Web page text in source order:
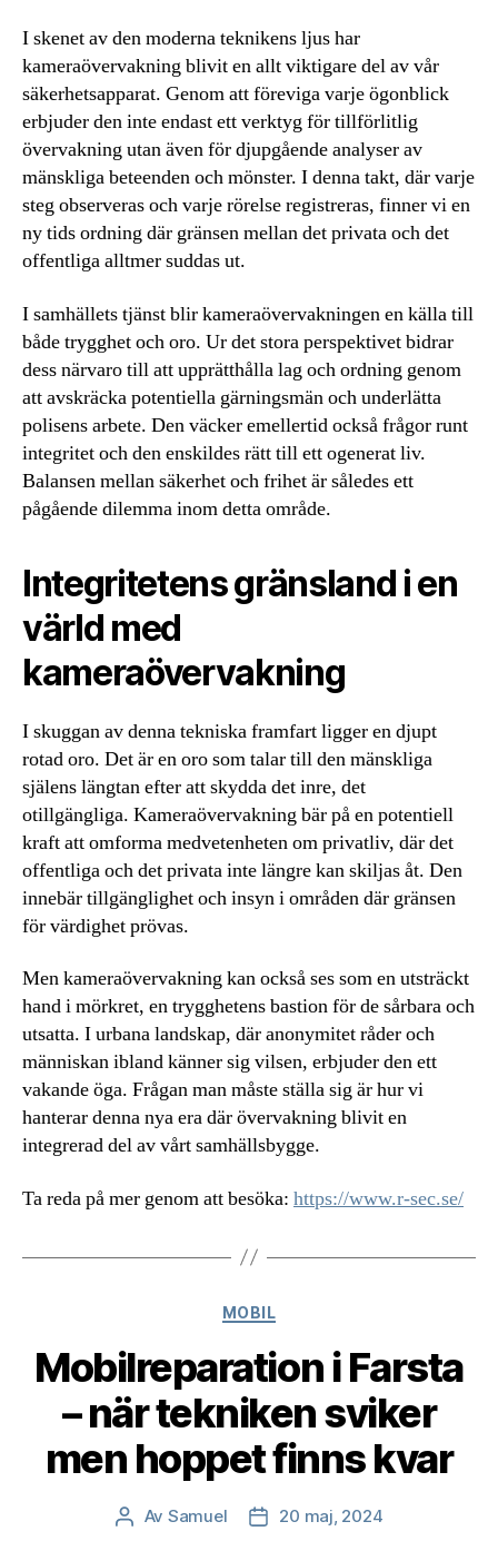
I skenet av den moderna teknikens ljus har
kameraövervakning blivit en allt viktigare del av vår
säkerhetsapparat. Genom att föreviga varje ögonblick
erbjuder den inte endast ett verktyg för tillförlitlig
övervakning utan även för djupgående analyser av
mänskliga beteenden och mönster. I denna takt, där varje
steg observeras och varje rörelse registreras, finner vi en
ny tids ordning där gränsen mellan det privata och det
offentliga alltmer suddas ut.
I samhällets tjänst blir kameraövervakningen en källa till
både trygghet och oro. Ur det stora perspektivet bidrar
dess närvaro till att upprätthålla lag och ordning genom
att avskräcka potentiella gärningsmän och underlätta
polisens arbete. Den väcker emellertid också frågor runt
integritet och den enskildes rätt till ett ogenerat liv.
Balansen mellan säkerhet och frihet är således ett
pågående dilemma inom detta område.
Integritetens gränsland i en
värld med
kameraövervakning
I skuggan av denna tekniska framfart ligger en djupt
rotad oro. Det är en oro som talar till den mänskliga
själens längtan efter att skydda det inre, det
otillgängliga. Kameraövervakning bär på en potentiell
kraft att omforma medvetenheten om privatliv, där det
offentliga och det privata inte längre kan skiljas åt. Den
innebär tillgänglighet och insyn i områden där gränsen
för värdighet prövas.
Men kameraövervakning kan också ses som en utsträckt
hand i mörkret, en trygghetens bastion för de sårbara och
utsatta. I urbana landskap, där anonymitet råder och
människan ibland känner sig vilsen, erbjuder den ett
vakande öga. Frågan man måste ställa sig är hur vi
hanterar denna nya era där övervakning blivit en
integrerad del av vårt samhällsbygge.
Ta reda på mer genom att besöka: https://www.r-sec.se/
Kategorier
MOBIL
Mobilreparation i Farsta
– när tekniken sviker
men hoppet finns kvar
Inläggsförfattare
Av Samuel Inläggsdatum
20 maj, 2024